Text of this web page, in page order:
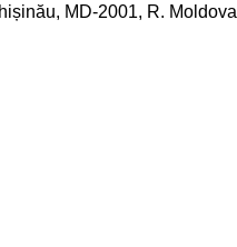
MD-2001, R. Moldova